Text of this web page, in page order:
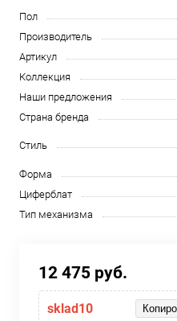
Пол
Производитель
Артикул
Коллекция
Наши предложения
Страна бренда
Стиль
Форма
Циферблат
Тип механизма
12 475 руб.
sklad10